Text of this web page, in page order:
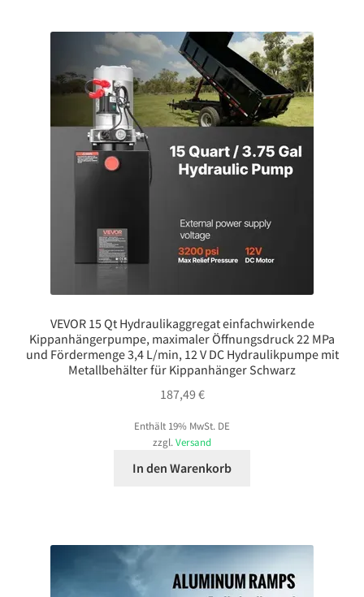
VEVOR 15 Qt Hydraulikaggregat einfachwirkende
Kippanhängerpumpe, maximaler Öffnungsdruck 22 MPa
und Fördermenge 3,4 L/min, 12 V DC Hydraulikpumpe mit
Metallbehälter für Kippanhänger Schwarz
187,49 €
Enthält 19% MwSt. DE
zzgl.Versand
In den Warenkorb